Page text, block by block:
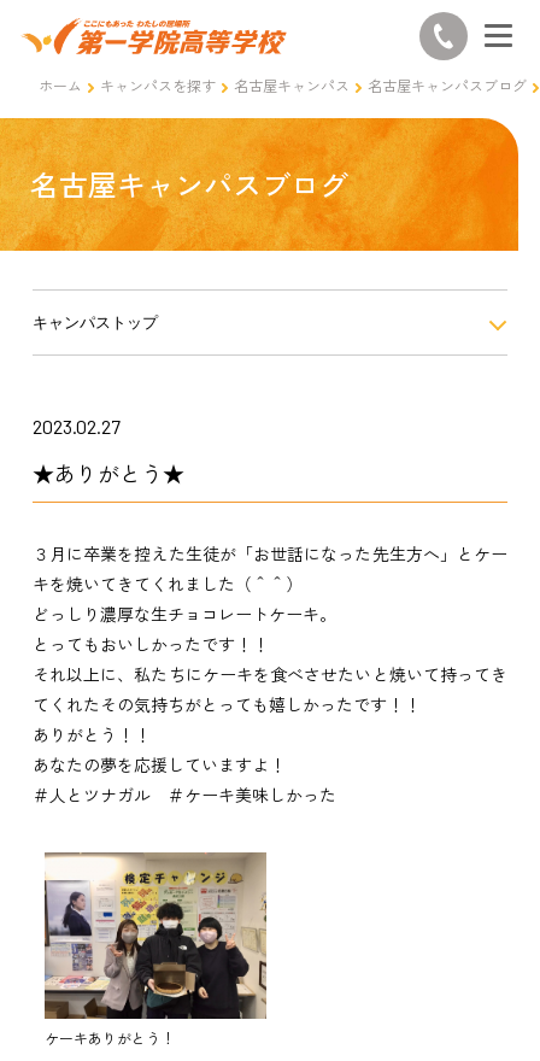
ホーム キャンパスを探す 名古屋キャンパス 名古屋キャンパスブログ
名古屋キャンパスブログ
キャンパストップ
2023.02.27
★ありがとう★
３月に卒業を控えた生徒が「お世話になった先生方へ」とケー
キを焼いてきてくれました（＾＾）
どっしり濃厚な生チョコレートケーキ。
とってもおいしかったです！！
それ以上に、私たちにケーキを食べさせたいと焼いて持ってき
てくれたその気持ちがとっても嬉しかったです！！
ありがとう！！
あなたの夢を応援していますよ！
＃人とツナガル ＃ケーキ美味しかった
ケーキありがとう！